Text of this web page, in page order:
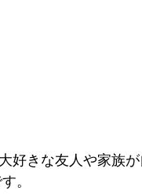
好きな友人や家族
。